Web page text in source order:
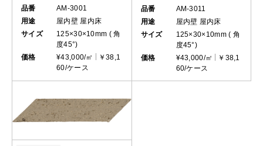
品番
AM-3001
用途
屋内壁 屋内床
サイズ
125×30×10mm ( 角
度45°)
価格
¥43,000/㎡
￥38,1
60/ケース
品番
AM-3011
用途
屋内壁 屋内床
サイズ
125×30×10mm ( 角
度45°)
価格
¥43,000/㎡
￥38,1
60/ケース